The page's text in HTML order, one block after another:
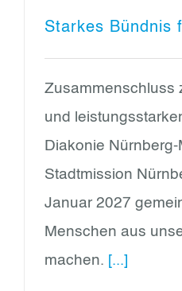
Starkes Bündnis
Zusammenschluss
und
Diakonie
Stadtmission
Januar 2027
Menschen aus
machen. [...]